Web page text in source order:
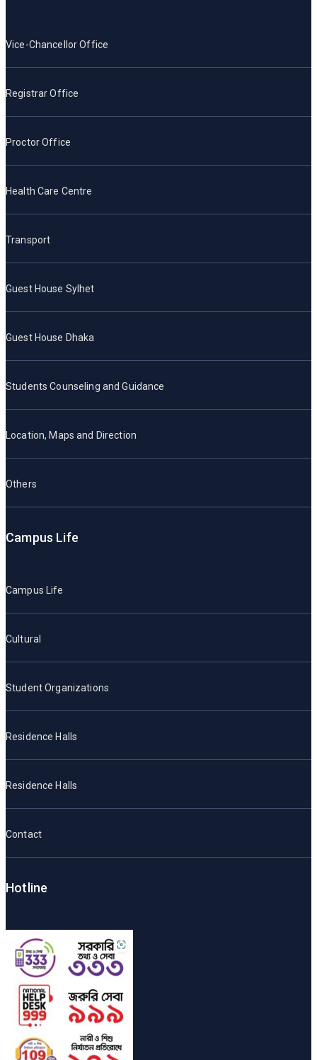
Vice-Chancellor Office
Registrar Office
Proctor Office
Health Care Centre
Transport
Guest House Sylhet
Guest House Dhaka
Students Counseling and Guidance
Location, Maps and Direction
Others
Campus Life
Campus Life
Cultural
Student Organizations
Residence Halls
Residence Halls
Contact
Hotline